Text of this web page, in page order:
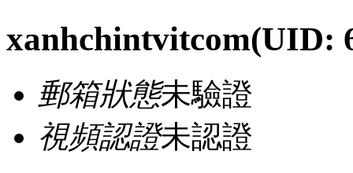
xanhchintvitcom(UID:
郵箱狀態未驗證
視頻認證未認證